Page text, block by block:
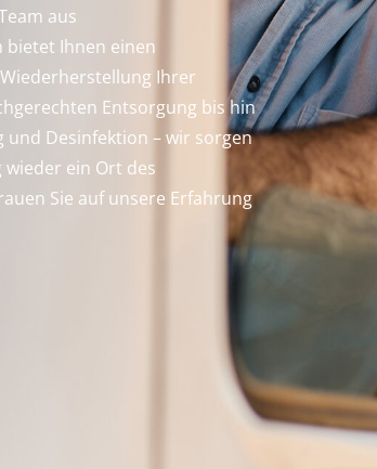
aus
bietet Ihnen einen
Ihrer
Entsorgung bis hin
und Desinfektion – wir sorgen
ein Ort des
Sie auf unsere Erfahrung